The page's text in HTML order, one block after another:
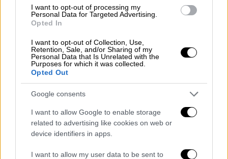
I want to opt-out of processing my
Personal Data for Targeted Advertising.
Opted In
I want to opt-out of Collection, Use,
Retention, Sale, and/or Sharing of my
Personal Data that Is Unrelated with the
Purposes for which it was collected.
Opted Out
Google consents
I want to allow Google to enable storage
related to advertising like cookies on web or
device identifiers in apps.
I want to allow my user data to be sent to
Ποιες οι αλλαγές που επέρχονται
Όπως έγινε γνωστό από το
Κλιματικής Κρίσης και Πολιτικής
Προστασίας, με ταάρθρα 41, 43 και 44του
Νόμου 5182/2026 (Α' 28) και την Κ.Υ.Α.
υφιστάμενο νομικό καθεστώς περί των
καθαρισμών οικοπεδικών και λοιπών και
ακάλυπτων χώρων και του Εθνικού
Μητρώου Τήρησης Μέτρων Προληπτικής
Πυροπροστασίας Ιδιοκτησιών
συμπληρώνεται και τροποποιείται